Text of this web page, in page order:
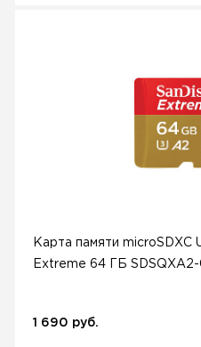
Карта памяти microSDXC
Extreme 64 ГБ
1 690 руб.